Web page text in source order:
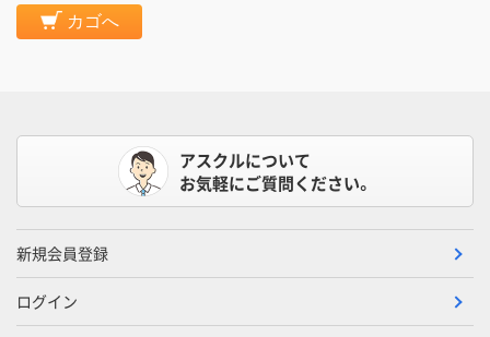
カゴへ
アスクルについて
お気軽にご質問ください。
新規会員登録
ログイン